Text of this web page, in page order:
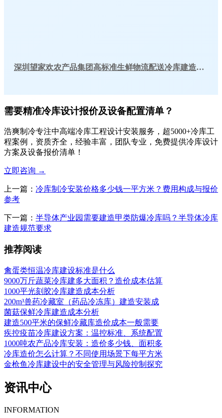
深圳望家欢农产品集团高标准生鲜物流配送冷库建造工程案例
需要精准冷库设计报价及设备配置清单？
浩爽制冷专注中高端冷库工程设计安装服务，超5000+冷库工
程案例，资质齐全，经验丰富，团队专业，免费提供冷库设计
方案及设备报价清单！
立即咨询 →
上一篇： 冷库制冷安装价格多少钱一平方米？费用构成与报价
参考
下一篇： 半导体产业园需要建造甲类防爆冷库吗？半导体冷库
建造规范要求
推荐阅读
禽蛋类恒温冷库建设标准是什么
9000万斤蔬菜冷库建多大面积？造价成本估算
1000平光刻胶冷库建造成本分析
200m³兽药冷藏室（药品冷冻库）建造安装成
菌菇保鲜冷库建造成本分析
建造500平米的保鲜冷藏库造价成本一般需要
疾控疫苗冷库建设方案：温控标准、系统配置
1000吨农产品冷库安装：造价多少钱、面积多
冷库造价怎么计算？不同使用场景下每平方米
金枪鱼冷库建设中的安全管理与风险控制探究
资讯中心
INFORMATION